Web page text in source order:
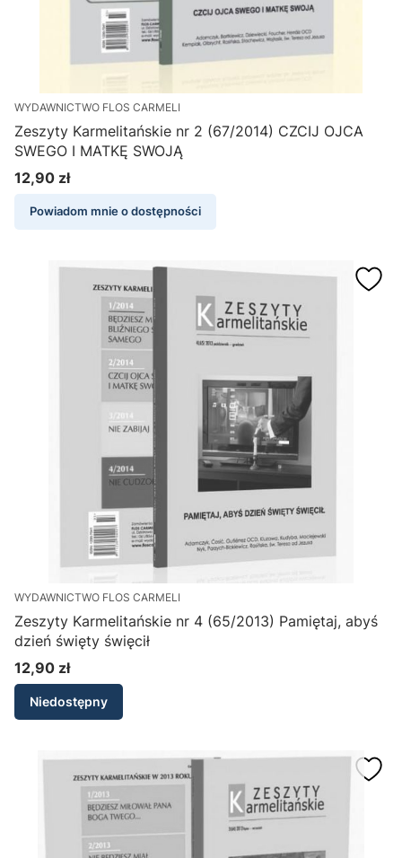
WYDAWNICTWO FLOS CARMELI
Zeszyty Karmelitańskie nr 2 (67/2014) CZCIJ OJCA
SWEGO I MATKĘ SWOJĄ
Cena
12,90 zł
Powiadom mnie o dostępności
WYDAWNICTWO FLOS CARMELI
Zeszyty Karmelitańskie nr 4 (65/2013) Pamiętaj, abyś
dzień święty święcił
Cena
12,90 zł
Niedostępny